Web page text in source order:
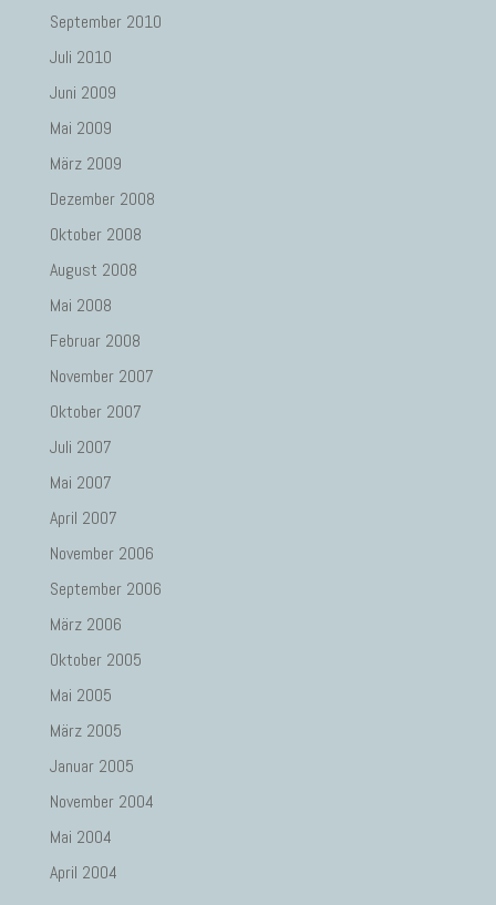
September 2010
Juli 2010
Juni 2009
Mai 2009
März 2009
Dezember 2008
Oktober 2008
August 2008
Mai 2008
Februar 2008
November 2007
Oktober 2007
Juli 2007
Mai 2007
April 2007
November 2006
September 2006
März 2006
Oktober 2005
Mai 2005
März 2005
Januar 2005
November 2004
Mai 2004
April 2004